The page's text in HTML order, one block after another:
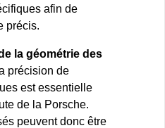
afin de
précis.
la géométrie des
précision de
est essentielle
de la Porsche.
peuvent donc être